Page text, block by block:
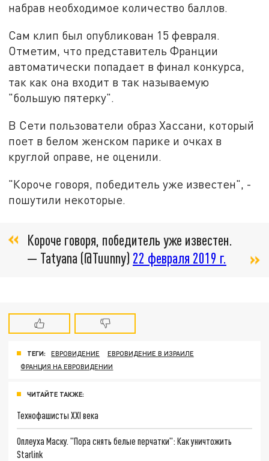
набрав необходимое количество баллов.
Сам клип был опубликован 15 февраля.
Отметим, что представитель Франции
автоматически попадает в финал конкурса,
так как она входит в так называемую
"большую пятерку".
В Сети пользователи образ Хассани, который
поет в белом женском парике и очках в
круглой оправе, не оценили.
"Короче говоря, победитель уже известен", -
пошутили некоторые.
Короче говоря, победитель уже известен.
— Tatyana (@Tuunny) 22 февраля 2019 г.
ТЕГИ: ЕВРОВИДЕНИЕ
ЕВРОВИДЕНИЕ В ИЗРАИЛЕ
ФРАНЦИЯ НА ЕВРОВИДЕНИИ
ЧИТАЙТЕ ТАКЖЕ:
Технофашисты XXI века
Оплеуха Маску. "Пора снять белые перчатки": Как уничтожить
Starlink